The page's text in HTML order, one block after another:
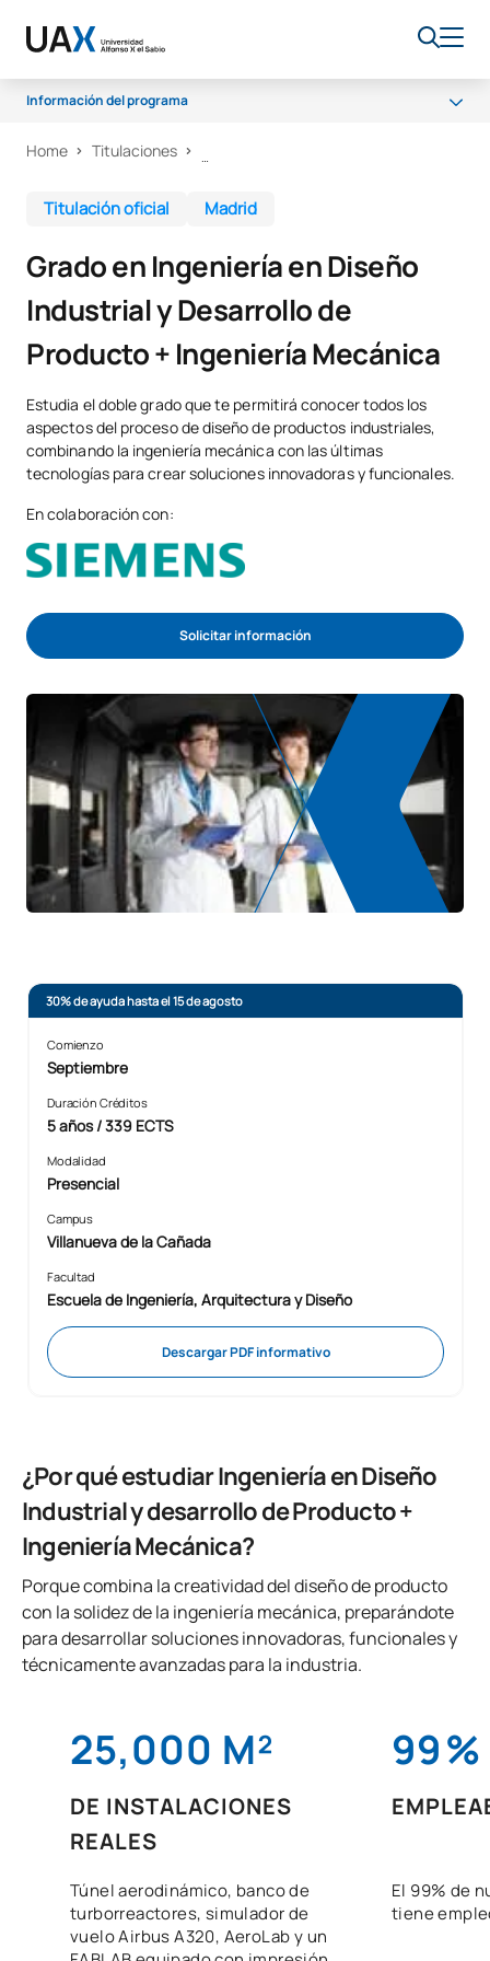
Información del programa
Por qué UAX
Salidas profesionales
Claustro
Becas
Home Titulaciones
Titulación oficial Madrid
Grado en Ingeniería en Diseño
Industrial y Desarrollo de
Producto + Ingeniería Mecánica
Estudia el doble grado que te permitirá conocer todos los
aspectos del proceso de diseño de productos industriales,
combinando la ingeniería mecánica con las últimas
tecnologías para crear soluciones innovadoras y funcionales.
En colaboración con:
Solicitar información
30% de ayuda hasta el 15 de agosto
Comienzo
Septiembre
Duración Créditos
5 años / 339 ECTS
Modalidad
Presencial
Campus
Villanueva de la Cañada
Facultad
Escuela de Ingeniería, Arquitectura y Diseño
Descargar PDF informativo
¿Por qué estudiar Ingeniería en Diseño
Industrial y desarrollo de Producto +
Ingeniería Mecánica?
Porque combina la creatividad del diseño de producto
con la solidez de la ingeniería mecánica, preparándote
para desarrollar soluciones innovadoras, funcionales y
técnicamente avanzadas para la industria.
25,000 M²
DE INSTALACIONES
REALES
Túnel aerodinámico, banco de
turborreactores, simulador de
vuelo Airbus A320, AeroLab y un
99%
El 99% de
tiene